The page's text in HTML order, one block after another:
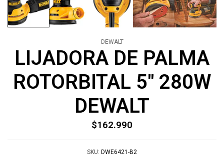
DEWALT
LIJADORA DE PALMA
ROTORBITAL 5" 280W
DEWALT
$162.990
SKU: DWE6421-B2